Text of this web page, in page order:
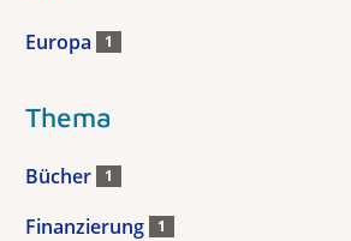
Europa 1
Thema
Bücher 1
Finanzierung 1